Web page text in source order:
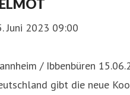
Juni 2023 09:00
/ Ibbenbüren
gibt die neue